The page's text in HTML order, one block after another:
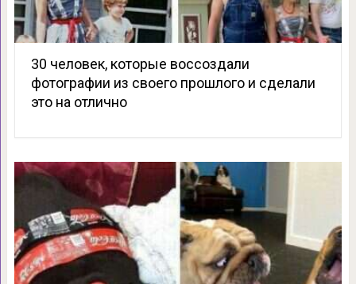
30 человек, которые воссоздали
фотографии из своего прошлого и сделали
это на отлично